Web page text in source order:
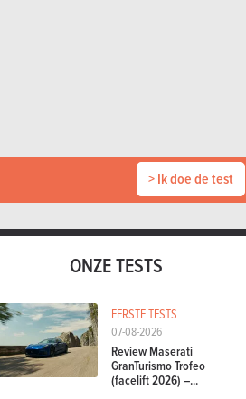
> Ik doe de test
ONZE TESTS
EERSTE TESTS
07-08-2026
Review Maserati
GranTurismo Trofeo
(facelift 2026) –...